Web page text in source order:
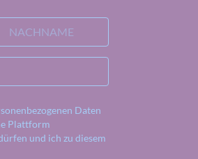
NACHNAME
Daten
Plattform
und ich zu diesem